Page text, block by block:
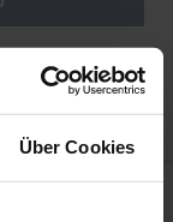
Über Cookies